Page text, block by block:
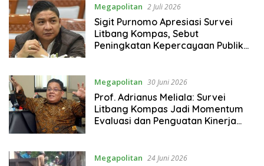
Megapolitan 2 Juli 2026
Sigit Purnomo Apresiasi Survei
Litbang Kompas, Sebut
Peningkatan Kepercayaan Publik
Masyarakat
Megapolitan 30 Juni 2026
Prof. Adrianus Meliala: Survei
Litbang Kompas Jadi Momentum
Evaluasi dan Penguatan Kinerja
Megapolitan 24 Juni 2026